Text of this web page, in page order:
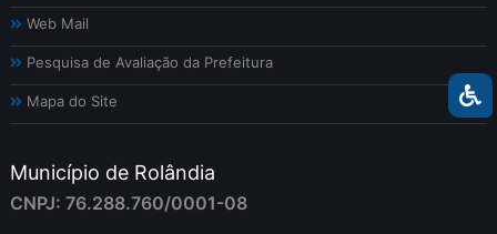
Web Mail
Pesquisa de Avaliação da Prefeitura
Mapa do Site
Município de Rolândia
CNPJ: 76.288.760/0001-08